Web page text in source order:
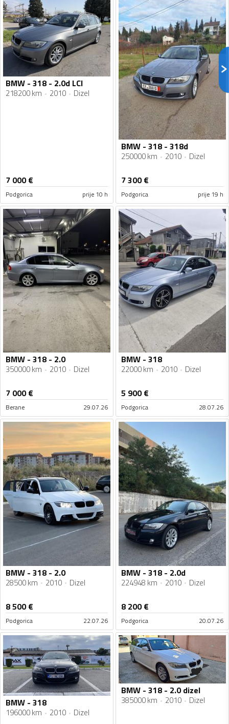
BMW - 318 - 2.0d LCI
218200 km 2010 Dizel
7 000€
Podgorica prije 10 h
BMW - 318 - 318d
250000 km 2010 Dizel
7 300€
Podgorica prije 19 h
BMW - 318 - 2.0
350000 km 2010 Dizel
7 000€
Berane 29.07.26
BMW - 318
22000 km 2010 Dizel
5 900€
Podgorica 28.07.26
BMW - 318 - 2.0
28500 km 2010 Dizel
8 500€
Podgorica 22.07.26
BMW - 318 - 2.0d
224948 km 2010 Dizel
8 200€
Podgorica 20.07.26
BMW - 318
196000 km 2010 Dizel
BMW - 318 - 2.0 dizel
385000 km 2010 Dizel